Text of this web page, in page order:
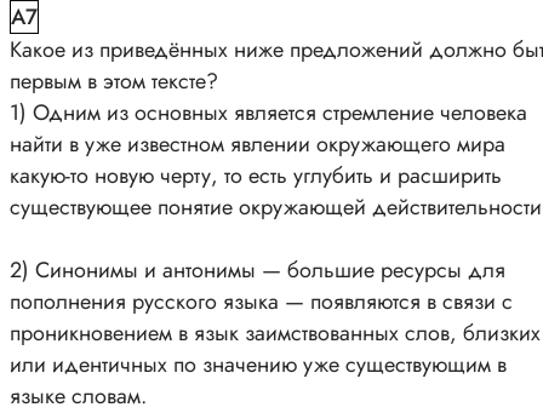
A7
Какое из приведённых ниже предложений должно
первым в этом тексте?
1) Одним из основных является стремление человека
найти в уже известном явлении окружающего мира
какую-то новую черту, то есть углубить и расширить
существующее понятие окружающей
2) Синонимы и антонимы — большие ресурсы для
пополнения русского языка — появляются в связи с
проникновением в язык заимствованных слов, близких
или идентичных по значению уже существующим в
языке словам.